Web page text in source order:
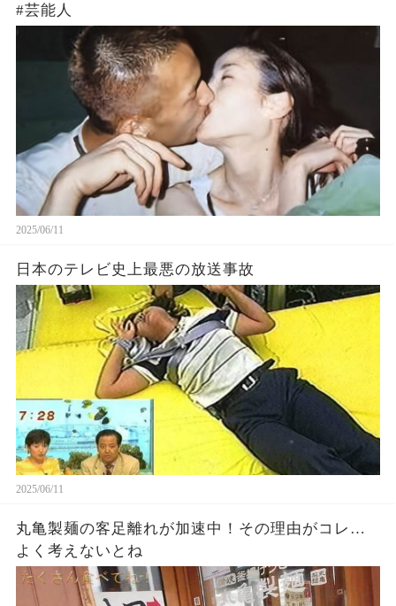
#芸能人
2025/06/11
日本のテレビ史上最悪の放送事故
2025/06/11
丸亀製麺の客足離れが加速中！その理由がコレ…
よく考えないとね